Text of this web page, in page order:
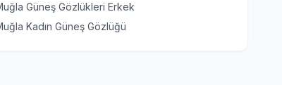
Güneş Gözlükleri Erkek
Kadın Güneş Gözlüğü